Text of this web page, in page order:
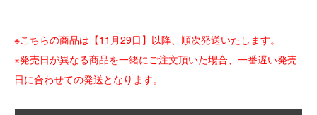
※こちらの商品は【11月29日】以降、順次発送いたします。
※発売日が異なる商品を一緒にご注文頂いた場合、一番遅い発売
日に合わせての発送となります。